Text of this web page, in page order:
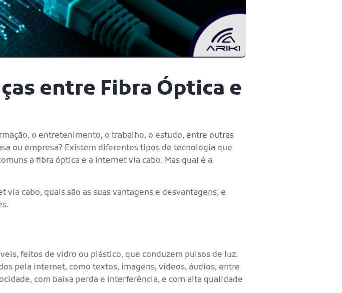
entre Fibra Óptica e
o entretenimento, o trabalho, o estudo, entre outras
ou empresa? Existem diferentes tipos de tecnologia que
a fibra óptica e a internet via cabo. Mas qual é a
cabo, quais são as suas vantagens e desvantagens, e
feitos de vidro ou plástico, que conduzem pulsos de luz.
pela internet, como textos, imagens, vídeos, áudios, entre
com baixa perda e interferência, e com alta qualidade